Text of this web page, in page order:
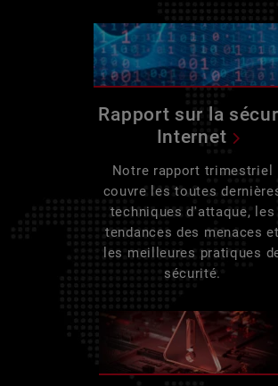
Rapport sur la
Internet
Notre rapport trimestriel
couvre les toutes
techniques d'attaque, les
tendances des menaces et
les meilleures pratiques
sécurité.